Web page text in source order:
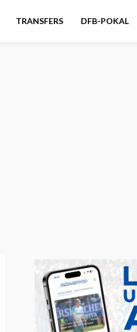
TRANSFERS DFB-POKAL